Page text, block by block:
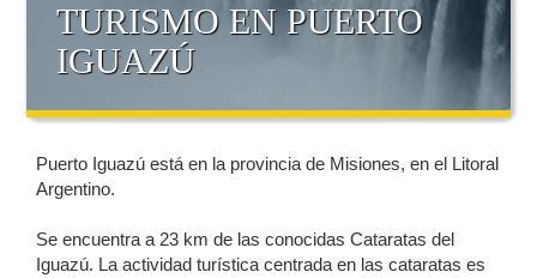
TURISMO EN PUERTO
IGUAZÚ
Puerto Iguazú está en la provincia de Misiones, en el Litoral
Argentino.
Se encuentra a 23 km de las conocidas Cataratas del
Iguazú. La actividad turística centrada en las cataratas es